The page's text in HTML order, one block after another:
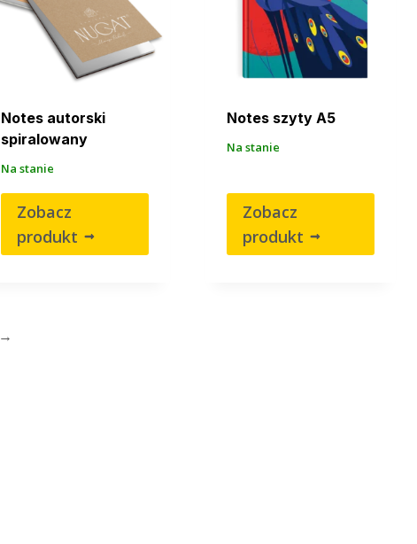
Notes autorski
spiralowany
Na stanie
Zobacz
produkt
Notes szyty A5
Na stanie
Zobacz
produkt
→